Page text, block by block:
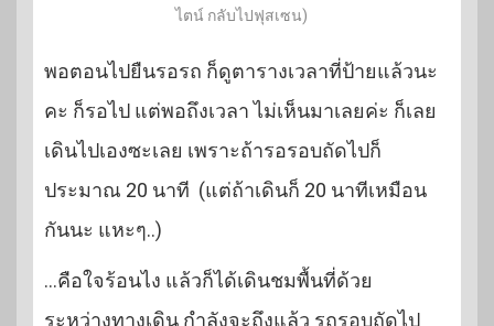
ไตน์ กลับไปฟุสเซน)
พอตอนไปยืนรอรถ ก็ดูตารางเวลาที่ป้ายแล้วนะ
คะ ก็รอไป แต่พอถึงเวลา ไม่เห็นมาเลยค่ะ ก็เลย
เดินไปเองซะเลย เพราะถ้ารอรอบถัดไปก็
ประมาณ 20 นาที (แต่ถ้าเดินก็ 20 นาทีเหมือน
กันนะ แหะๆ..)
…คือใจร้อนไง แล้วก็ได้เดินชมพื้นที่ด้วย
ระหว่างทางเดิน กำลังจะถึงแล้ว รถรอบถัดไป